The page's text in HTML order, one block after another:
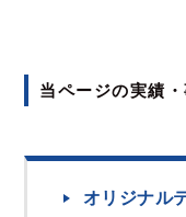
当ページの実績
オリジナル